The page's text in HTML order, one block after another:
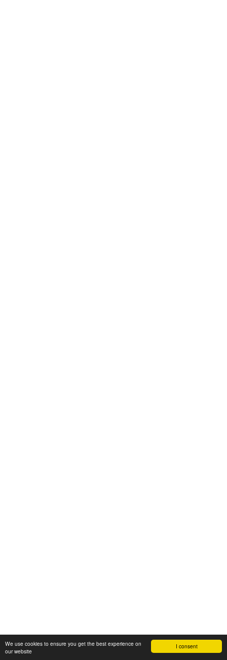
I consent
We use cookies to ensure you get the best experience on
our website